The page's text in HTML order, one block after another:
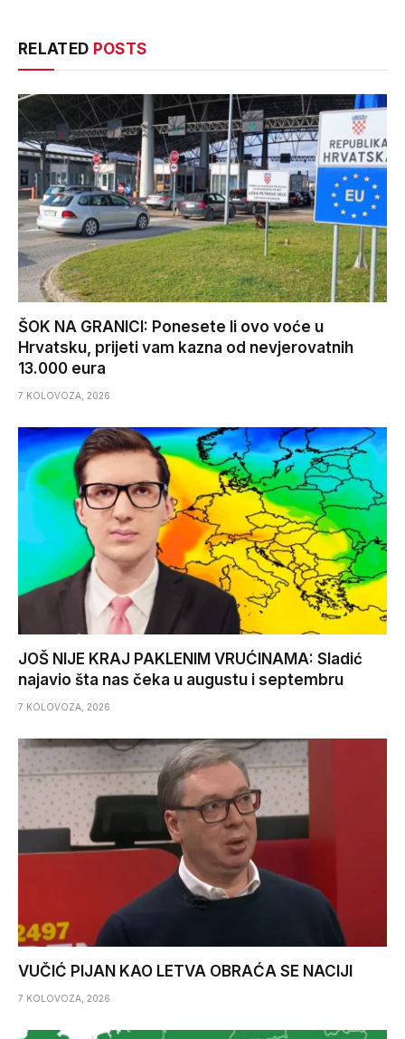
RELATED POSTS
ŠOK NA GRANICI: Ponesete li ovo voće u
Hrvatsku, prijeti vam kazna od nevjerovatnih
13.000 eura
7 KOLOVOZA, 2026
JOŠ NIJE KRAJ PAKLENIM VRUĆINAMA: Sladić
najavio šta nas čeka u augustu i septembru
7 KOLOVOZA, 2026
VUČIĆ PIJAN KAO LETVA OBRAĆA SE NACIJI
7 KOLOVOZA, 2026